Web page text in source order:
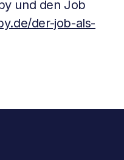
und den Job
der-job-als-